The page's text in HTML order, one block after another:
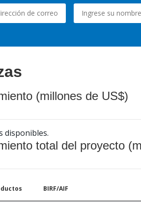
(millones de US$)
disponibles.
total del proyecto
BIRF/AIF